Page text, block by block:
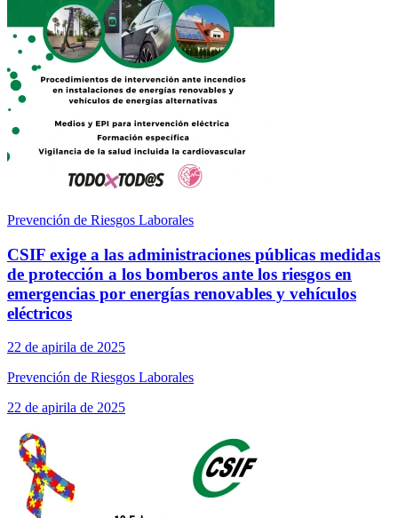
Prevención de Riesgos Laborales
CSIF exige a las administraciones públicas medidas
de protección a los bomberos ante los riesgos en
emergencias por energías renovables y vehículos
eléctricos
22 de apirila de 2025
Prevención de Riesgos Laborales
22 de apirila de 2025